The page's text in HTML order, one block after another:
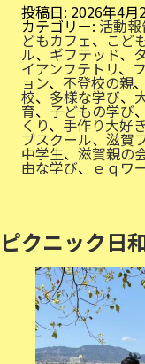
投稿日: 2026年4月
カテゴリー: 活動報
どもカフェ、 こど
ル、 ギフテッド、
イアンフテトリ、
ョン、 不登校の親、
校、 多様な学び、
育、 子どもの学び、
くり、 手作り大好き
ブスクール、 滋賀
中学生、 滋賀親の
由な学び、 ｅｑワ
ピクニック日